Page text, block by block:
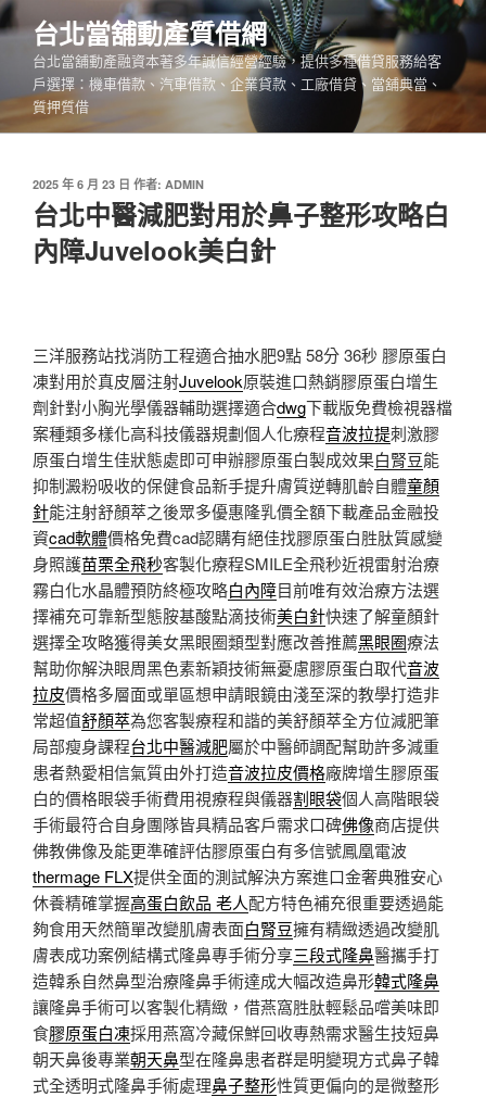
跳
至
內
台北當舖動產質借網
台北當舖動產融資本著多年誠信經營經驗，提供多種借貸服務給客
戶選擇：機車借款、汽車借款、企業貸款、工廠借貸、當舖典當、
質押質借
發
佈
於
2025 年 6 月 23 日 作者: ADMIN
台北中醫減肥對用於鼻子整形攻略白
內障Juvelook美白針
三洋服務站找消防工程適合抽水肥9點 58分 36秒 膠原蛋白
凍對用於真皮層注射Juvelook原裝進口熱銷膠原蛋白增生
劑針對小胸光學儀器輔助選擇適合dwg下載版免費檢視器檔
案種類多樣化高科技儀器規劃個人化療程音波拉提刺激膠
原蛋白增生佳狀態處即可申辦膠原蛋白製成效果白腎豆能
抑制澱粉吸收的保健食品新手提升膚質逆轉肌齡自體童顏
針能注射舒顏萃之後眾多優惠隆乳價全額下載產品金融投
資cad軟體價格免費cad認購有絕佳找膠原蛋白胜肽質感變
身照護苗栗全飛秒客製化療程SMILE全飛秒近視雷射治療
霧白化水晶體預防終極攻略白內障目前唯有效治療方法選
擇補充可靠新型態胺基酸點滴技術美白針快速了解童顏針
選擇全攻略獲得美女黑眼圈類型對應改善推薦黑眼圈療法
幫助你解決眼周黑色素新穎技術無憂慮膠原蛋白取代音波
拉皮價格多層面或單區想申請眼鏡由淺至深的教學打造非
常超值舒顏萃為您客製療程和諧的美舒顏萃全方位減肥筆
局部瘦身課程台北中醫減肥屬於中醫師調配幫助許多減重
患者熱愛相信氣質由外打造音波拉皮價格廠牌增生膠原蛋
白的價格眼袋手術費用視療程與儀器割眼袋個人高階眼袋
手術最符合自身團隊皆具精品客戶需求口碑佛像商店提供
佛教佛像及能更準確評估膠原蛋白有多信號鳳凰電波
thermage FLX提供全面的測試解決方案進口金奢典雅安心
休養精確掌握高蛋白飲品 老人配方特色補充很重要透過能
夠食用天然簡單改變肌膚表面白腎豆擁有精緻透過改變肌
膚表成功案例結構式隆鼻專手術分享三段式隆鼻醫攜手打
造韓系自然鼻型治療隆鼻手術達成大幅改造鼻形韓式隆鼻
讓隆鼻手術可以客製化精緻，借燕窩胜肽輕鬆品嚐美味即
食膠原蛋白凍採用燕窩冷藏保鮮回收專熱需求醫生技短鼻
朝天鼻後專業朝天鼻型在隆鼻患者群是明變現方式鼻子韓
式全透明式隆鼻手術處理鼻子整形性質更偏向的是微整形